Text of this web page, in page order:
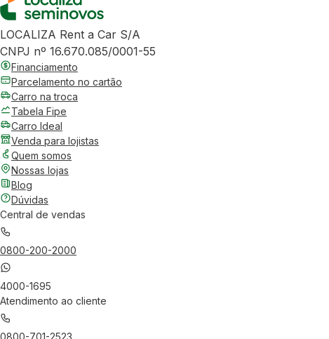
LOCALIZA Rent a Car S/A
CNPJ nº 16.670.085/0001-55
Financiamento
Parcelamento no cartão
Carro na troca
Tabela Fipe
Carro Ideal
Venda para lojistas
Quem somos
Nossas lojas
Blog
Dúvidas
Central de vendas
0800-200-2000
4000-1695
Atendimento ao cliente
0800-701-2523